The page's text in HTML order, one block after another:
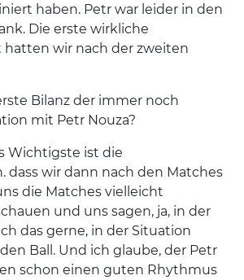
haben. Petr war leider in den
Die erste wirkliche
hatten wir nach der zweiten
Bilanz der immer noch
mit Petr Nouza?
Wichtigste ist die
dass wir dann nach den Matches
die Matches vielleicht
und uns sagen, ja, in der
das gerne, in der Situation
Ball. Und ich glaube, der Petr
schon einen guten Rhythmus